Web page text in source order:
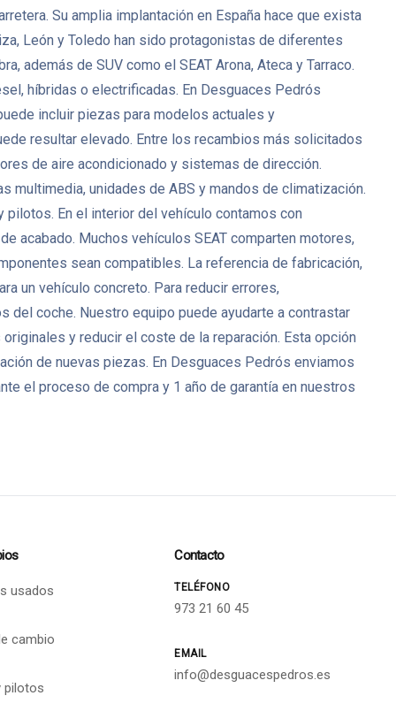
Su amplia implantación en España hace que exista
León y Toledo han sido protagonistas de diferentes
además de SUV como el SEAT Arona, Ateca y Tarraco.
híbridas o electrificadas. En Desguaces Pedrós
incluir piezas para modelos actuales y
resultar elevado. Entre los recambios más solicitados
de aire acondicionado y sistemas de dirección.
multimedia, unidades de ABS y mandos de climatización.
En el interior del vehículo contamos con
acabado. Muchos vehículos SEAT comparten motores,
sean compatibles. La referencia de fabricación,
un vehículo concreto. Para reducir errores,
coche. Nuestro equipo puede ayudarte a contrastar
y reducir el coste de la reparación. Esta opción
de nuevas piezas. En Desguaces Pedrós enviamos
el proceso de compra y 1 año de garantía en nuestros
usados
cambio
pilotos
Contacto
TELÉFONO
973 21 60 45
EMAIL
info@desguacespedros.es